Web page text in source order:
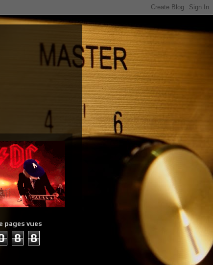
pages vues
8 8